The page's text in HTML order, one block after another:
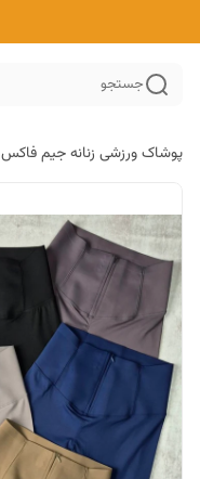
جستجو
پوشاک ورزشی زنانه جیم فاکس